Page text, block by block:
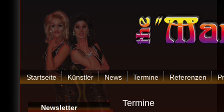
Startseite Künstler News Termine Referenzen
Newsletter Termine